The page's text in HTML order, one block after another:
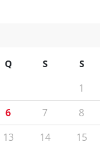
Q S S
1
6 7
8
13 14
15